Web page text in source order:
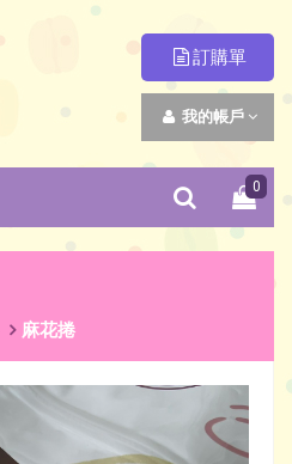
訂購單
我的帳戶
0
麻花捲